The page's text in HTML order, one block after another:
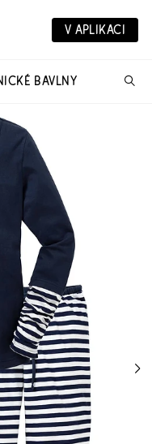
V APLIKACI
BAVLNY